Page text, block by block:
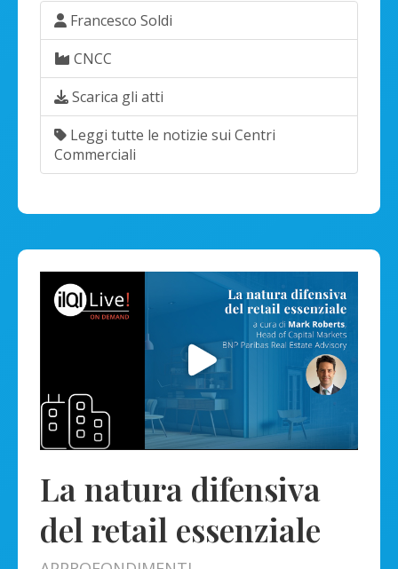
Francesco Soldi
CNCC
Scarica gli atti
Leggi tutte le notizie sui Centri
Commerciali
La natura difensiva
del retail essenziale